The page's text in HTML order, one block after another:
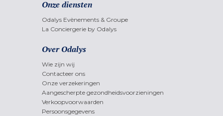
Onze diensten
Odalys Evènements & Groupe
La Conciergerie by Odalys
Over Odalys
Wie zijn wij
Contacteer ons
Onze verzekeringen
Aangescherpte gezondheidsvoorzieningen
Verkoopvoorwaarden
Persoonsgegevens